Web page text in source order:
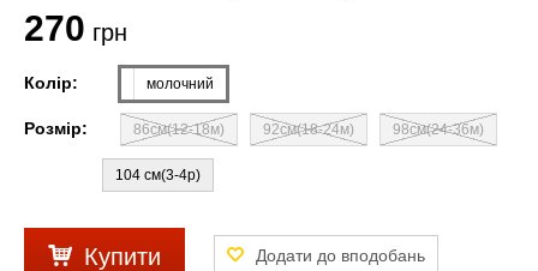
270 грн
Колір: молочний
Розмір: 86см(12-18м) 92см(18-24м) 98см(24-36м)
104 см(3-4р)
Купити